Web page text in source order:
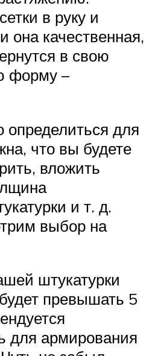
в руку и
она качественная,
в свою
форму –
для
что вы будете
вложить
и т. д.
выбор на
штукатурки
превышать 5
для армирования